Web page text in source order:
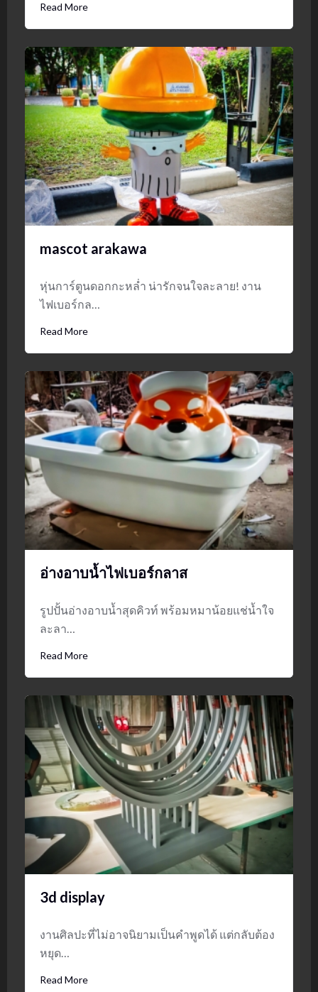
Read More
mascot arakawa
หุ่นการ์ตูนดอกกะหล่ำ น่ารักจนใจละลาย! งาน
ไฟเบอร์กล…
Read More
อ่างอาบน้ำไฟเบอร์กลาส
รูปปั้นอ่างอาบน้ำสุดคิวท์ พร้อมหมาน้อยแช่น้ำใจ
ละลา…
Read More
3d display
งานศิลปะที่ไม่อาจนิยามเป็นคำพูดได้ แต่กลับต้อง
หยุด…
Read More